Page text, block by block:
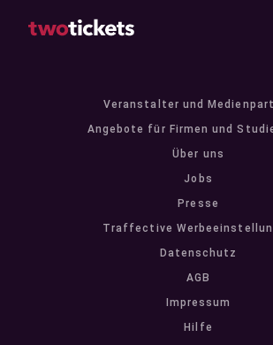
Veranstalter und
Angebote für Firmen und
Über uns
Jobs
Presse
Traffective
Datenschutz
AGB
Impressum
Hilfe